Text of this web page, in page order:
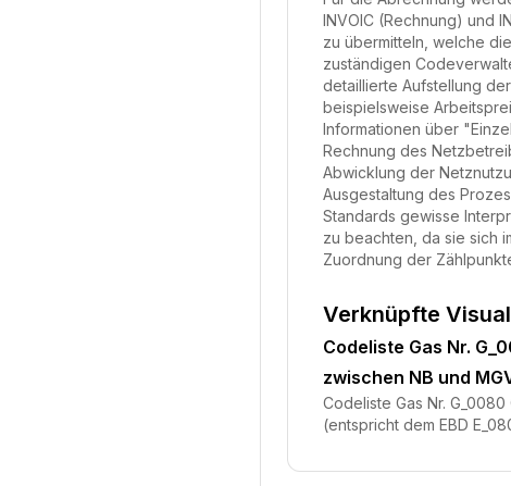
INVOIC (Rechnung) und
zu übermitteln, welche
zuständigen
detaillierte Aufstellung
beispielsweise
Informationen über
Rechnung des
Abwicklung der
Ausgestaltung des
Standards gewisse
zu beachten, da sie sich
Zuordnung der
Verknüpfte
Codeliste Gas Nr.
zwischen NB und
Codeliste Gas Nr.
(entspricht dem EBD